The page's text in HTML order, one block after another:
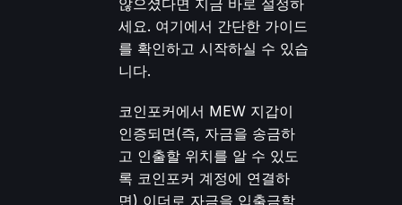
않으셨다면 지금 바로 설정하
세요. 여기에서 간단한 가이드
를 확인하고 시작하실 수 있습
니다.
코인포커에서 MEW 지갑이
인증되면(즉, 자금을 송금하
고 인출할 위치를 알 수 있도
록 코인포커 계정에 연결하
면) 이더로 자금을 입출금할